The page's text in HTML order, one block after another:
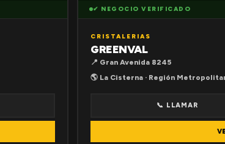
✔ NEGOCIO VERIFICADO
CRISTALERIAS
GREENVAL
📍 Gran Avenida 8245
🌎 La Cisterna · Región
📞 LLAMAR